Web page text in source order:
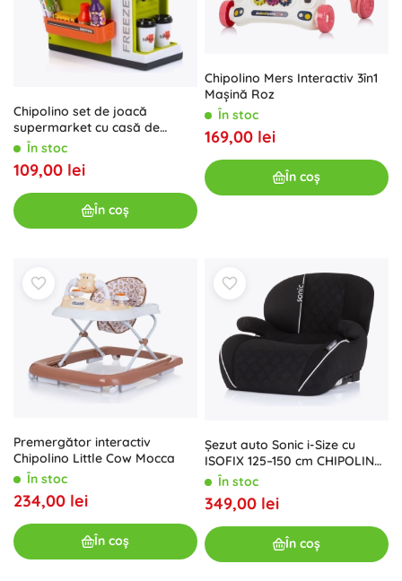
Chipolino set de joacă
supermarket cu casă de
marcat self-service
În stoc
109,00 lei
În coș
Chipolino Mers Interactiv 3în1
Mașină Roz
În stoc
169,00 lei
În coș
Premergător interactiv
Chipolino Little Cow Mocca
În stoc
234,00 lei
În coș
Şezut auto Sonic i-Size cu
ISOFIX 125–150 cm CHIPOLINO
– Blackberry
În stoc
349,00 lei
În coș